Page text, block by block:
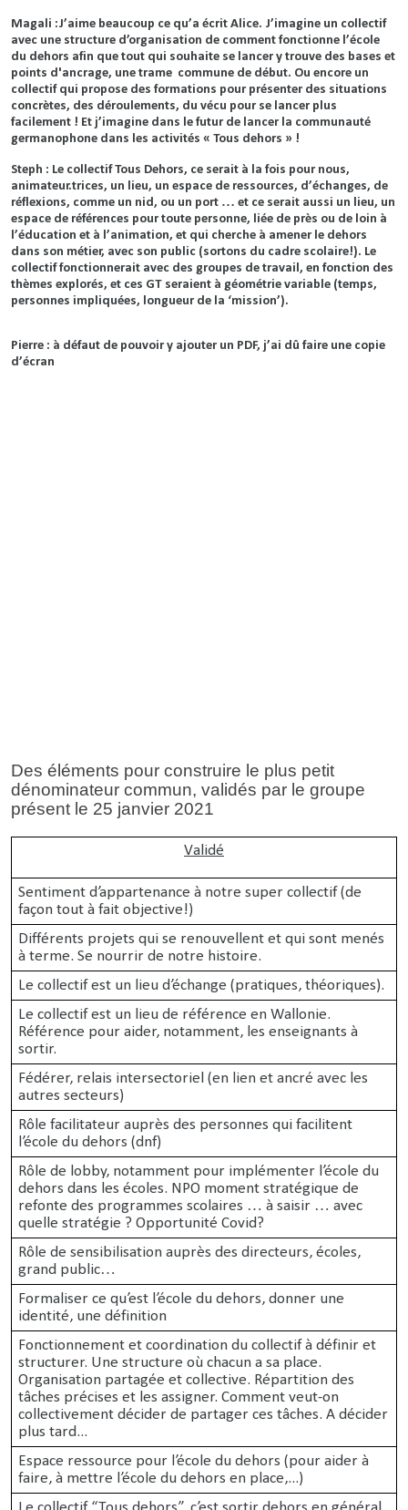
Magali :J’aime beaucoup ce qu’a écrit Alice. J’imagine un collectif
avec une structure d’organisation de comment fonctionne l’école
du dehors afin que tout qui souhaite se lancer y trouve des bases et
points d'ancrage, une trame commune de début. Ou encore un
collectif qui propose des formations pour présenter des situations
concrètes, des déroulements, du vécu pour se lancer plus
facilement ! Et j’imagine dans le futur de lancer la communauté
germanophone dans les activités « Tous dehors » !
Steph : Le collectif Tous Dehors, ce serait à la fois pour nous,
animateur.trices, un lieu, un espace de ressources, d’échanges, de
réflexions, comme un nid, ou un port … et ce serait aussi un lieu, un
espace de références pour toute personne, liée de près ou de loin à
l’éducation et à l’animation, et qui cherche à amener le dehors
dans son métier, avec son public (sortons du cadre scolaire!). Le
collectif fonctionnerait avec des groupes de travail, en fonction des
thèmes explorés, et ces GT seraient à géométrie variable (temps,
personnes impliquées, longueur de la ‘mission’).
Pierre : à défaut de pouvoir y ajouter un PDF, j’ai dû faire une copie
d’écran
Des éléments pour construire le plus petit
dénominateur commun, validés par le groupe
présent le 25 janvier 2021
Validé
Sentiment d’appartenance à notre super collectif (de
façon tout à fait objective!)
Différents projets qui se renouvellent et qui sont menés
à terme. Se nourrir de notre histoire.
Le collectif est un lieu d’échange (pratiques, théoriques).
Le collectif est un lieu de référence en Wallonie.
Référence pour aider, notamment, les enseignants à
sortir.
Fédérer, relais intersectoriel (en lien et ancré avec les
autres secteurs)
Rôle facilitateur auprès des personnes qui facilitent
l’école du dehors (dnf)
Rôle de lobby, notamment pour implémenter l’école du
dehors dans les écoles. NPO moment stratégique de
refonte des programmes scolaires … à saisir … avec
quelle stratégie ? Opportunité Covid?
Rôle de sensibilisation auprès des directeurs, écoles,
grand public…
Formaliser ce qu’est l’école du dehors, donner une
identité, une définition
Fonctionnement et coordination du collectif à définir et
structurer. Une structure où chacun a sa place.
Organisation partagée et collective. Répartition des
tâches précises et les assigner. Comment veut-on
collectivement décider de partager ces tâches. A décider
plus tard...
Espace ressource pour l’école du dehors (pour aider à
faire, à mettre l’école du dehors en place,...)